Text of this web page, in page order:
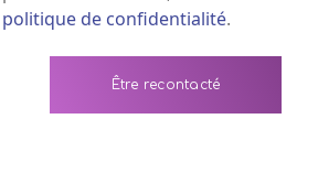
politique de confidentialité.